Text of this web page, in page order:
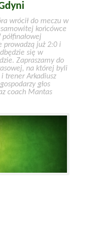
wrócił do meczu w
końcówce
prowadzą już 2:0 i
się w
Zapraszamy do
na której byli
trener Arkadiusz
głos
coach Mantas